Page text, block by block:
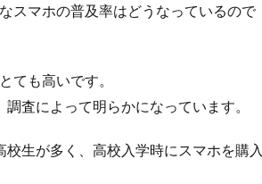
スマホの普及率はどうなっているので
ても高いです。
調査によって明らかになっています。
生が多く、高校入学時にスマホを購入